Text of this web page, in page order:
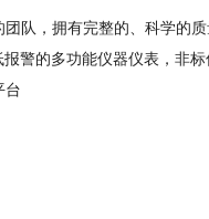
队，拥有完整的、科学的质
警的多功能仪器仪表，非标
台